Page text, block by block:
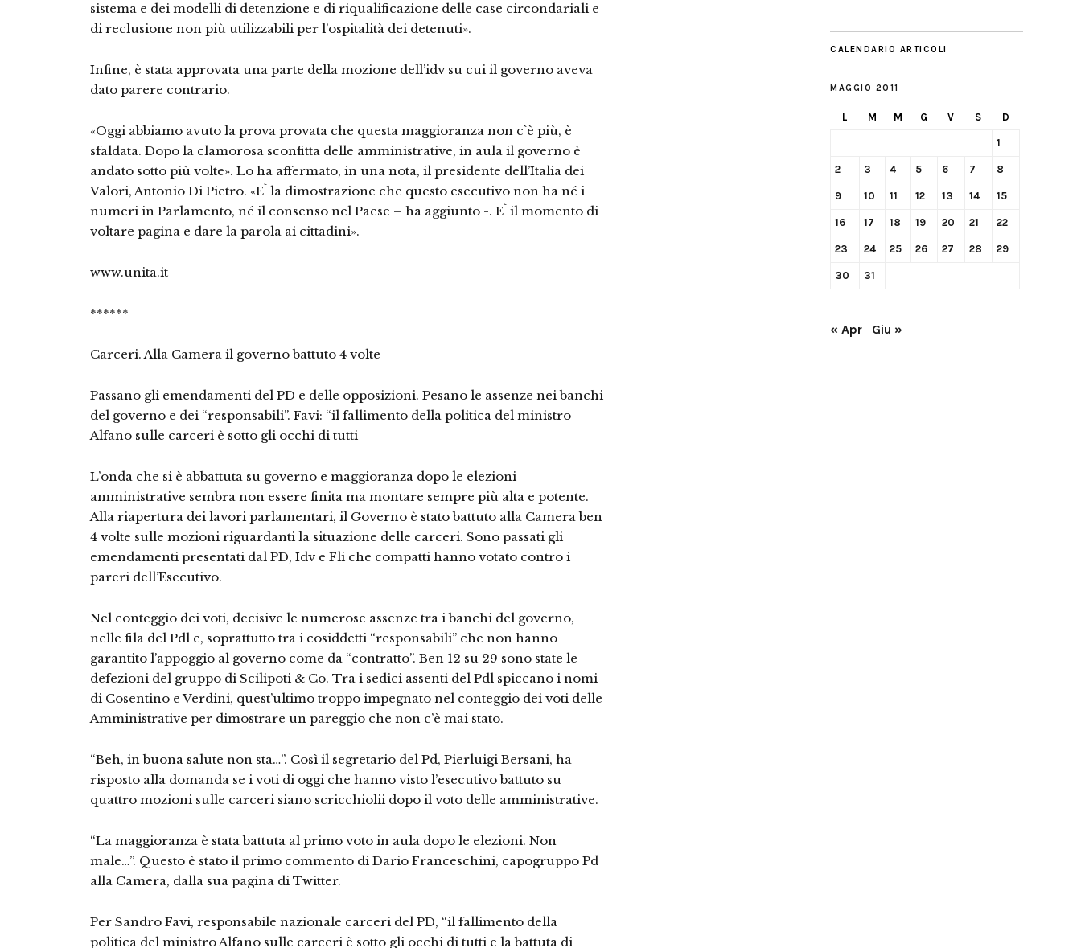
sistema e dei modelli di detenzione e di riqualificazione delle case circondariali e
di reclusione non più utilizzabili per l’ospitalità dei detenuti».
Infine, è stata approvata una parte della mozione dell’idv su cui il governo aveva
dato parere contrario.
«Oggi abbiamo avuto la prova provata che questa maggioranza non c`è più, è
sfaldata. Dopo la clamorosa sconfitta delle amministrative, in aula il governo è
andato sotto più volte». Lo ha affermato, in una nota, il presidente dell’Italia dei
Valori, Antonio Di Pietro. «E` la dimostrazione che questo esecutivo non ha né i
numeri in Parlamento, né il consenso nel Paese – ha aggiunto -. E` il momento di
voltare pagina e dare la parola ai cittadini».
www.unita.it
******
Carceri. Alla Camera il governo battuto 4 volte
Passano gli emendamenti del PD e delle opposizioni. Pesano le assenze nei banchi
del governo e dei “responsabili”. Favi: “il fallimento della politica del ministro
Alfano sulle carceri è sotto gli occhi di tutti
L’onda che si è abbattuta su governo e maggioranza dopo le elezioni
amministrative sembra non essere finita ma montare sempre più alta e potente.
Alla riapertura dei lavori parlamentari, il Governo è stato battuto alla Camera ben
4 volte sulle mozioni riguardanti la situazione delle carceri. Sono passati gli
emendamenti presentati dal PD, Idv e Fli che compatti hanno votato contro i
pareri dell’Esecutivo.
Nel conteggio dei voti, decisive le numerose assenze tra i banchi del governo,
nelle fila del Pdl e, soprattutto tra i cosiddetti “responsabili” che non hanno
garantito l’appoggio al governo come da “contratto”. Ben 12 su 29 sono state le
defezioni del gruppo di Scilipoti & Co. Tra i sedici assenti del Pdl spiccano i nomi
di Cosentino e Verdini, quest’ultimo troppo impegnato nel conteggio dei voti delle
Amministrative per dimostrare un pareggio che non c’è mai stato.
“Beh, in buona salute non sta…”. Così il segretario del Pd, Pierluigi Bersani, ha
risposto alla domanda se i voti di oggi che hanno visto l’esecutivo battuto su
quattro mozioni sulle carceri siano scricchiolii dopo il voto delle amministrative.
“La maggioranza è stata battuta al primo voto in aula dopo le elezioni. Non
male…”. Questo è stato il primo commento di Dario Franceschini, capogruppo Pd
alla Camera, dalla sua pagina di Twitter.
Per Sandro Favi, responsabile nazionale carceri del PD, “il fallimento della
politica del ministro Alfano sulle carceri è sotto gli occhi di tutti e la battuta di
CALENDARIO ARTICOLI
MAGGIO 2011
L M M G V S D
1
2 3 4 5 6 7 8
9 10 11 12 13 14 15
16 17 18 19 20 21 22
23 24 25 26 27 28 29
30 31
« Apr Giu »